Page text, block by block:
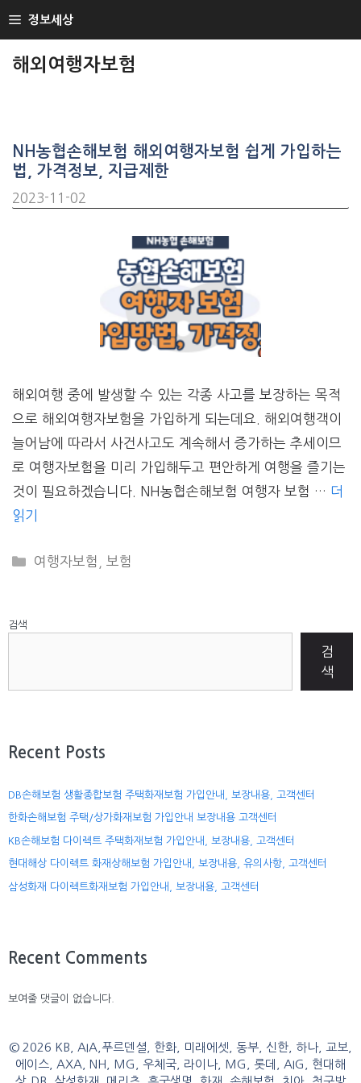
TO
정보세상
해외여행자보험
NH농협손해보험 해외여행자보험 쉽게 가입하는
법, 가격정보, 지급제한
2023-11-02
해외여행 중에 발생할 수 있는 각종 사고를 보장하는 목적
으로 해외여행자보험을 가입하게 되는데요. 해외여행객이
늘어남에 따라서 사건사고도 계속해서 증가하는 추세이므
로 여행자보험을 미리 가입해두고 편안하게 여행을 즐기는
것이 필요하겠습니다. NH농협손해보험 여행자 보험 … 더
읽기
CATEGORIES
여행자보험 보험
검색
검
색
Recent Posts
DB손해보험 생활종합보험 주택화재보험 가입안내, 보장내용, 고객센터
한화손해보험 주택/상가화재보험 가입안내 보장내용 고객센터
KB손해보험 다이렉트 주택화재보험 가입안내, 보장내용, 고객센터
현대해상 다이렉트 화재상해보험 가입안내, 보장내용, 유의사항, 고객센터
삼성화재 다이렉트화재보험 가입안내, 보장내용, 고객센터
Recent Comments
보여줄 댓글이 없습니다.
© 2026 KB, AIA,푸르덴셜, 한화, 미래에셋, 동부, 신한, 하나, 교보,
에이스, AXA, NH, MG, 우체국, 라이나, MG, 롯데, AIG, 현대해